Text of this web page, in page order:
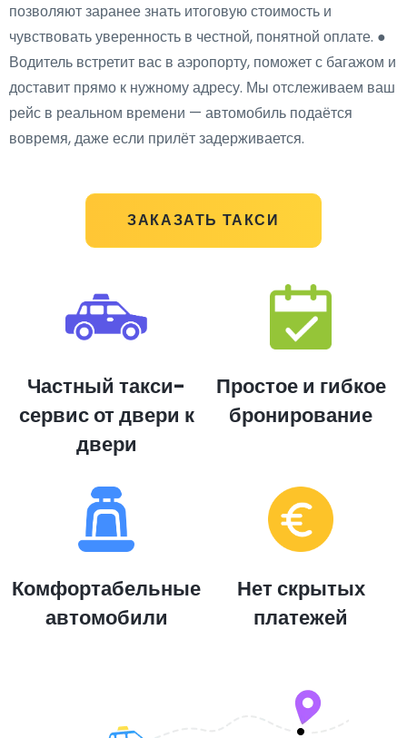
ЗАКАЗАТЬ ТАКСИ
позволяют заранее знать итоговую стоимость и
чувствовать уверенность в честной, понятной оплате. ●
Водитель встретит вас в аэропорту, поможет с багажом и
доставит прямо к нужному адресу. Мы отслеживаем ваш
рейс в реальном времени — автомобиль подаётся
вовремя, даже если прилёт задерживается.
Частный такси-
сервис от двери к
двери
Простое и гибкое
бронирование
Комфортабельные
автомобили
Нет скрытых
платежей